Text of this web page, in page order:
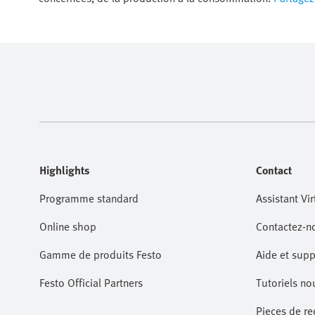
Highlights
Programme standard
Online shop
Gamme de produits Festo
Festo Official Partners
Contact
Assistant
Contactez-
Aide et
Tutoriels
Pieces de